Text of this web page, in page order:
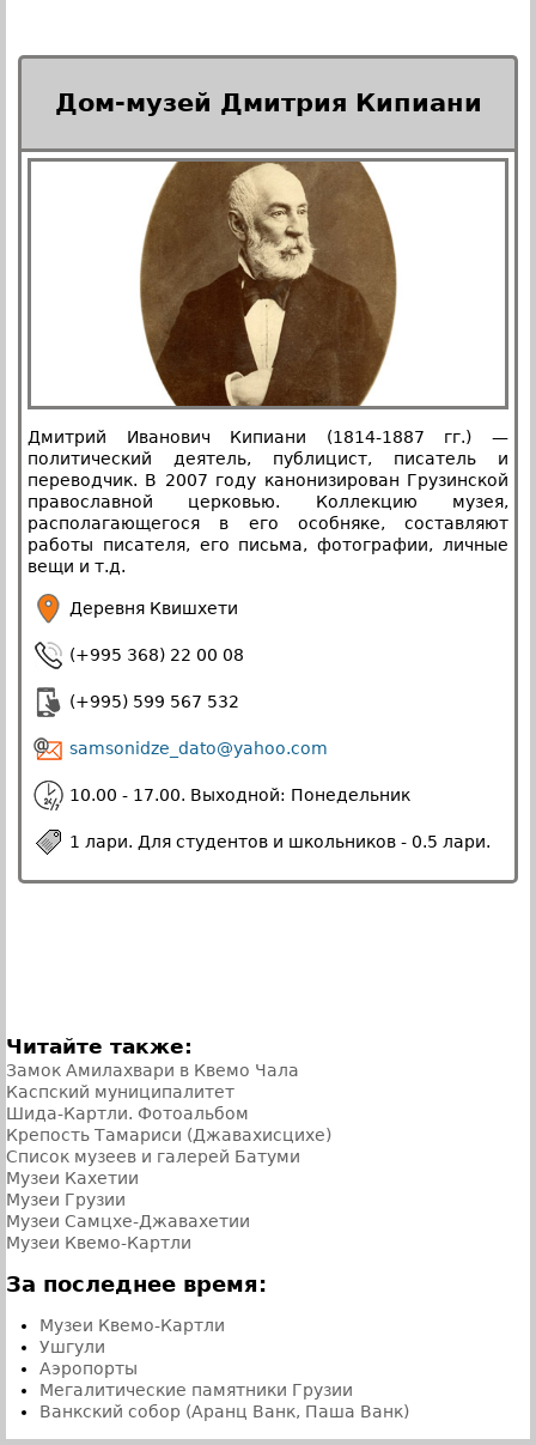
Дом-музей Дмитрия Кипиани
Дмитрий Иванович Кипиани (1814-1887 гг.) —
политический деятель, публицист, писатель и
переводчик. В 2007 году канонизирован Грузинской
православной церковью. Коллекцию музея,
располагающегося в его особняке, составляют
работы писателя, его письма, фотографии, личные
вещи и т.д.
Деревня Квишхети
(+995 368) 22 00 08
(+995) 599 567 532
samsonidze_dato@yahoo.com
10.00 - 17.00. Выходной: Понедельник
1 лари. Для студентов и школьников - 0.5 лари.
Читайте также:
Замок Амилахвари в Квемо Чала
Каспский муниципалитет
Шида-Картли. Фотоальбом
Крепость Тамариси (Джавахисцихе)
Список музеев и галерей Батуми
Музеи Кахетии
Музеи Грузии
Музеи Самцхе-Джавахетии
Музеи Квемо-Картли
За последнее время:
Музеи Квемо-Картли
Ушгули
Аэропорты
Мегалитические памятники Грузии
Ванкский собор (Аранц Ванк, Паша Ванк)